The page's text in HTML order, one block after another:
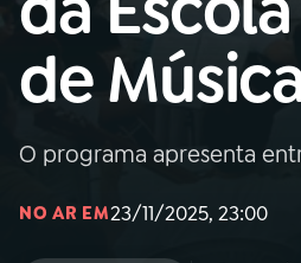
02A RÁDIO
03PROGRAMAÇÃO
de
O programa apresenta
NO AR EM23/11/2025, 23:00